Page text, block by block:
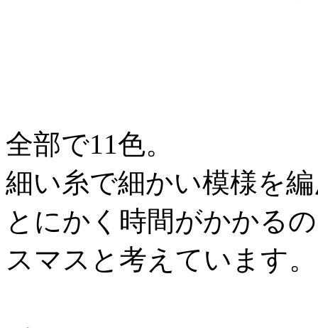
全部で11色。
細い糸で細かい模様を
とにかく時間がかかる
スマスと考えています。